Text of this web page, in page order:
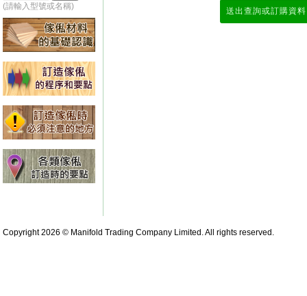
(請輸入型號或名稱)
Copyright 2026 © Manifold Trading Company Limited. All rights reserved.